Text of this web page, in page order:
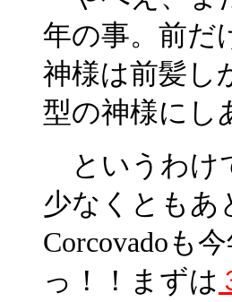
年の事。前だ
神様は前髪し
型の神様にし
というわけ
少なくともあ
Corcovadoも
っ！！まずは